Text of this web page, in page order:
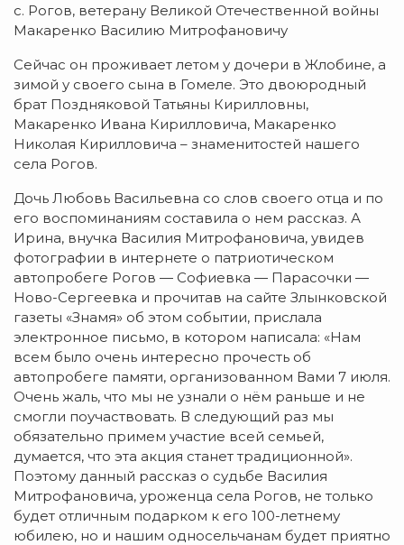
с. Рогов, ветерану Великой Отечественной войны
Макаренко Василию Митрофановичу
Сейчас он проживает летом у дочери в Жлобине, а
зимой у своего сына в Гомеле. Это двоюродный
брат Поздняковой Татьяны Кирилловны,
Макаренко Ивана Кирилловича, Макаренко
Николая Кирилловича – знаменитостей нашего
села Рогов.
Дочь Любовь Васильевна со слов своего отца и по
его воспоминаниям составила о нем рассказ. А
Ирина, внучка Василия Митрофановича, увидев
фотографии в интернете о патриотическом
автопробеге Рогов — Софиевка — Парасочки —
Ново-Сергеевка и прочитав на сайте Злынковской
газеты «Знамя» об этом событии, прислала
электронное письмо, в котором написала: «Нам
всем было очень интересно прочесть об
автопробеге памяти, организованном Вами 7 июля.
Очень жаль, что мы не узнали о нём раньше и не
смогли поучаствовать. В следующий раз мы
обязательно примем участие всей семьей,
думается, что эта акция станет традиционной».
Поэтому данный рассказ о судьбе Василия
Митрофановича, уроженца села Рогов, не только
будет отличным подарком к его 100-летнему
юбилею, но и нашим односельчанам будет приятно